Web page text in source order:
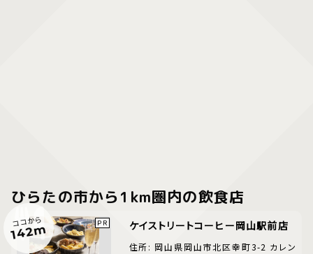
ひらたの市から1km圏内の飲食店
ココから
142m ケイストリートコーヒー岡山駅前店
住所: 岡山県岡山市北区幸町3-2 カレン